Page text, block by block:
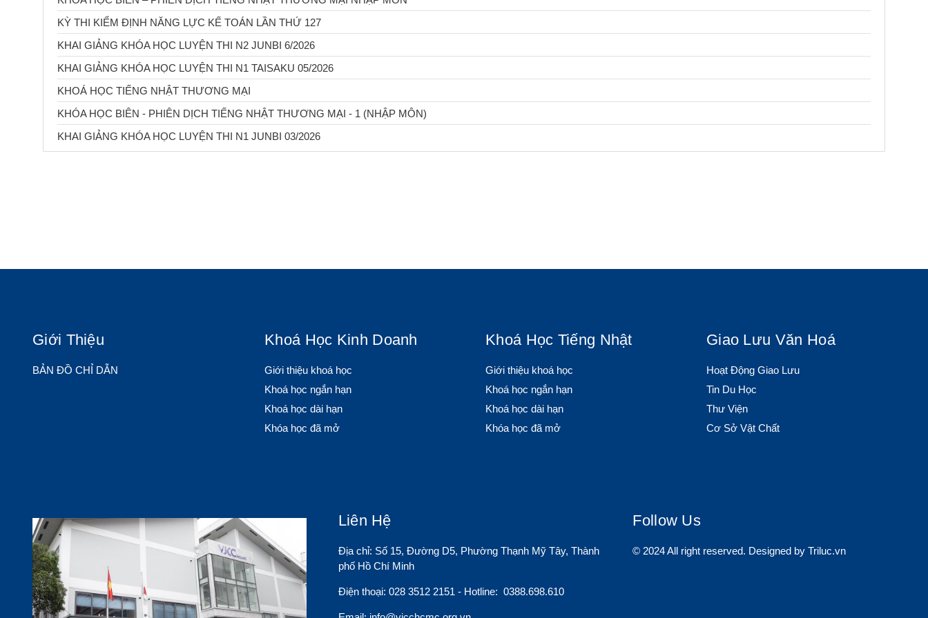
KỲ THI KIỂM ĐỊNH NĂNG LỰC KẾ TOÁN LẦN THỨ 127
KHAI GIẢNG KHÓA HỌC LUYỆN THI N2 JUNBI 6/2026
KHAI GIẢNG KHÓA HỌC LUYỆN THI N1 TAISAKU 05/2026
KHOÁ HỌC TIẾNG NHẬT THƯƠNG MẠI
KHÓA HỌC BIÊN - PHIÊN DỊCH TIẾNG NHẬT THƯƠNG MẠI - 1 (NHẬP MÔN)
KHAI GIẢNG KHÓA HỌC LUYỆN THI N1 JUNBI 03/2026
Giới Thiệu
BẢN ĐỒ CHỈ DẪN
Khoá Học Kinh Doanh
Giới thiệu khoá học
Khoá học ngắn hạn
Khoá học dài hạn
Khóa học đã mở
Khoá Học Tiếng Nhật
Giới thiệu khoá học
Khoá học ngắn hạn
Khoá học dài hạn
Khóa học đã mở
Giao Lưu Văn Hoá
Hoạt Động Giao Lưu
Tin Du Học
Thư Viện
Cơ Sở Vật Chất
Liên Hệ
Địa chỉ: Số 15, Đường D5, Phường Thạnh Mỹ Tây, Thành
phố Hồ Chí Minh
Điện thoại: 028 3512 2151 - Hotline: 0388.698.610
Follow Us
© 2024 All right reserved. Designed by Triluc.vn